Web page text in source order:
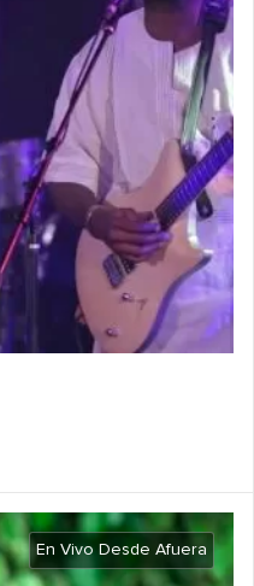
En Vivo Desde Afuera